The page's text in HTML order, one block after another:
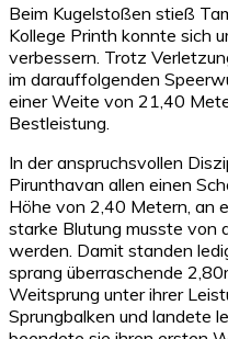
Beim Kugelstoßen stieß
Kollege Printh konnte sich
verbessern. Trotz
im darauffolgenden
einer Weite von 21,40
Bestleistung.
In der anspruchsvollen
Pirunthavan allen einen
Höhe von 2,40 Metern, an
starke Blutung musste von
werden. Damit standen
sprang überraschende
Weitsprung unter ihrer
Sprungbalken und landete